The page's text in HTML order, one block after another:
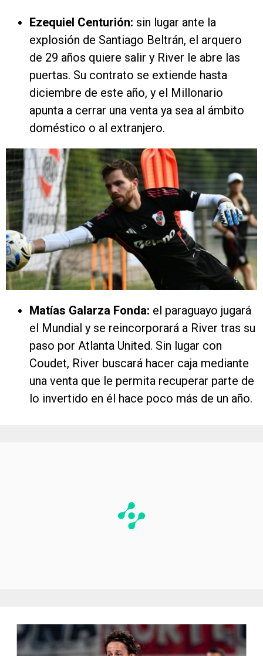
Ezequiel Centurión: sin lugar ante la
explosión de Santiago Beltrán, el arquero
de 29 años quiere salir y River le abre las
puertas. Su contrato se extiende hasta
diciembre de este año, y el Millonario
apunta a cerrar una venta ya sea al ámbito
doméstico o al extranjero.
Matías Galarza Fonda: el paraguayo jugará
el Mundial y se reincorporará a River tras su
paso por Atlanta United. Sin lugar con
Coudet, River buscará hacer caja mediante
una venta que le permita recuperar parte de
lo invertido en él hace poco más de un año.